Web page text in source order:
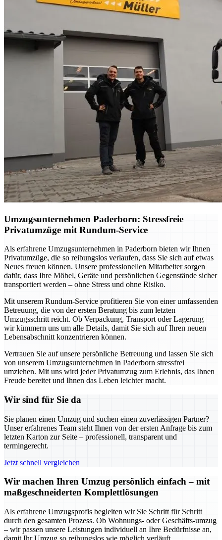
Umzugsunternehmen Paderborn: Stressfreie
Privatumzüge mit Rundum-Service
Als erfahrene Umzugsunternehmen in Paderborn bieten wir Ihnen
Privatumzüge, die so reibungslos verlaufen, dass Sie sich auf etwas
Neues freuen können. Unsere professionellen Mitarbeiter sorgen
dafür, dass Ihre Möbel, Geräte und persönlichen Gegenstände sicher
transportiert werden – ohne Stress und ohne Risiko.
Mit unserem Rundum-Service profitieren Sie von einer umfassenden
Betreuung, die von der ersten Beratung bis zum letzten
Umzugsschritt reicht. Ob Verpackung, Transport oder Lagerung –
wir kümmern uns um alle Details, damit Sie sich auf Ihren neuen
Lebensabschnitt konzentrieren können.
Vertrauen Sie auf unsere persönliche Betreuung und lassen Sie sich
von unserem Umzugsunternehmen in Paderborn stressfrei
umziehen. Mit uns wird jeder Privatumzug zum Erlebnis, das Ihnen
Freude bereitet und Ihnen das Leben leichter macht.
Wir sind für Sie da
Sie planen einen Umzug und suchen einen zuverlässigen Partner?
Unser erfahrenes Team steht Ihnen von der ersten Anfrage bis zum
letzten Karton zur Seite – professionell, transparent und
termingerecht.
Jetzt schnell vergleichen
Wir machen Ihren Umzug persönlich einfach – mit
maßgeschneiderten Komplettlösungen
Als erfahrene Umzugsprofis begleiten wir Sie Schritt für Schritt
durch den gesamten Prozess. Ob Wohnungs- oder Geschäfts-umzug
– wir passen unsere Leistungen individuell an Ihre Bedürfnisse an,